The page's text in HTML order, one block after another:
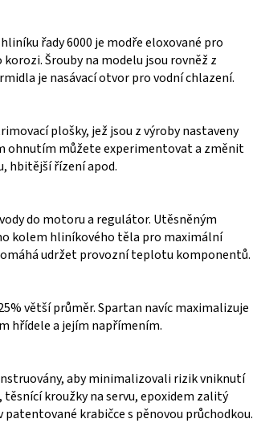
řady 6000 je modře eloxované pro
Šrouby na modelu jsou rovněž z
je nasávací otvor pro vodní chlazení.
plošky, jež jsou z výroby nastaveny
ohnutím můžete experimentovat a změnit
hbitější řízení apod.
do motoru a regulátor. Utěsněným
kolem hliníkového těla pro maximální
udržet provozní teplotu komponentů.
větší průměr. Spartan navíc maximalizuje
hřídele a jejím napřímením.
aby minimalizovali rizik vniknutí
kroužky na servu, epoxidem zalitý
krabičce s pěnovou průchodkou.